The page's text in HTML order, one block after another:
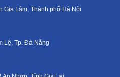
Gia Lâm, Thành phố Hà Nội
Lệ, Tp. Đà Nẵng